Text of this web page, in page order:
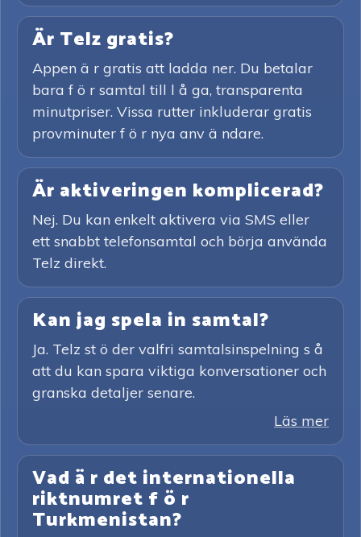
Är Telz gratis?
Appen ä r gratis att ladda ner. Du betalar
bara f ö r samtal till l å ga, transparenta
minutpriser. Vissa rutter inkluderar gratis
provminuter f ö r nya anv ä ndare.
Är aktiveringen komplicerad?
Nej. Du kan enkelt aktivera via SMS eller
ett snabbt telefonsamtal och börja använda
Telz direkt.
Kan jag spela in samtal?
Ja. Telz st ö der valfri samtalsinspelning s å
att du kan spara viktiga konversationer och
granska detaljer senare.
Läs mer
Vad ä r det internationella
riktnumret f ö r
Turkmenistan?